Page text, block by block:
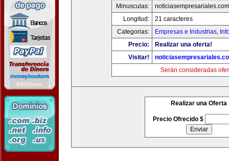
Minusculas:
noticiasempresariales.com
Longitud:
21 caracteres
Categorias:
Empresas e Industrias,
Precio:
Realizar una oferta!
Visitar!
Serán consideradas
Realizar una Oferta
Precio Ofrecido $